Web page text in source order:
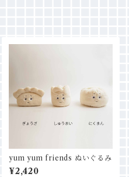
yum yum friends ぬいぐるみ
¥2,420